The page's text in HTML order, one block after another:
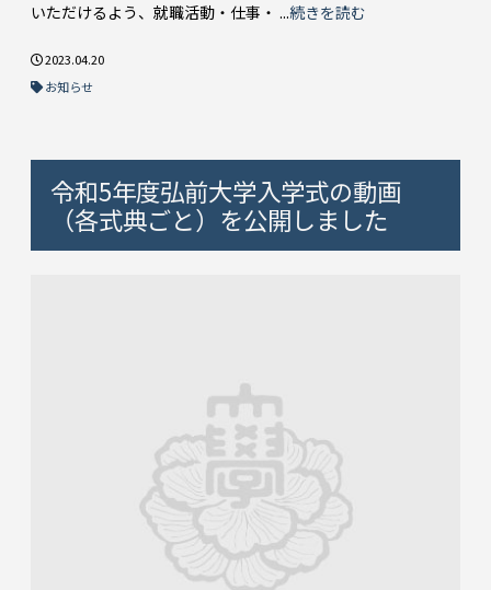
いただけるよう、就職活動・仕事・ ...続きを読む
2023.04.20
お知らせ
令和5年度弘前大学入学式の動画
（各式典ごと）を公開しました